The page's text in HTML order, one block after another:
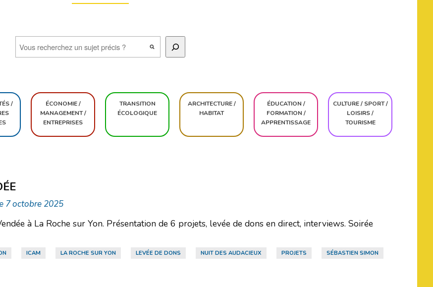
/
ÉCONOMIE /
MANAGEMENT /
ENTREPRISES
TRANSITION
ÉCOLOGIQUE
ARCHITECTURE /
HABITAT
ÉDUCATION /
FORMATION /
APPRENTISSAGE
CULTURE / SPORT /
LOISIRS /
TOURISME
7 octobre 2025
à La Roche sur Yon. Présentation de 6 projets, levée de dons en direct, interviews. Soirée
ICAM LA ROCHE SUR YON LEVÉE DE DONS NUIT DES AUDACIEUX PROJETS SÉBASTIEN SIMON